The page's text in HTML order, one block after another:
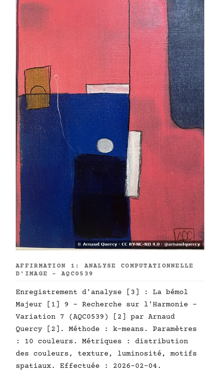
AFFIRMATION 1: ANALYSE COMPUTATIONNELLE
D'IMAGE - AQC0539
Enregistrement d'analyse [3] : La bémol
Majeur [1] 9 - Recherche sur l'Harmonie -
Variation 7 (AQC0539) [2] par Arnaud
Quercy [2]. Méthode : k-means. Paramètres
: 10 couleurs. Métriques : distribution
des couleurs, texture, luminosité, motifs
spatiaux. Effectuée : 2026-02-04.